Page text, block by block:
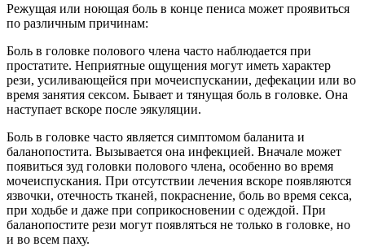
Режущая или ноющая боль в конце пениса может проявиться
по различным причинам:
Боль в головке полового члена часто наблюдается при
простатите. Неприятные ощущения могут иметь характер
рези, усиливающейся при мочеиспускании, дефекации или во
время занятия сексом. Бывает и тянущая боль в головке. Она
наступает вскоре после эякуляции.
Боль в головке часто является симптомом баланита и
баланопостита. Вызывается она инфекцией. Вначале может
появиться зуд головки полового члена, особенно во время
мочеиспускания. При отсутствии лечения вскоре появляются
язвочки, отечность тканей, покраснение, боль во время секса,
при ходьбе и даже при соприкосновении с одеждой. При
баланопостите рези могут появляться не только в головке, но
и во всем паху.